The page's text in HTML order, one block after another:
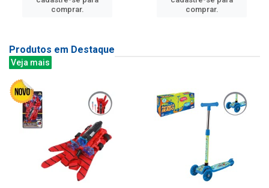
comprar.
comprar.
Produtos em Destaque
Veja mais